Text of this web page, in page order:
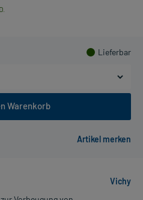
Lieferbar
Warenkorb
Vichy